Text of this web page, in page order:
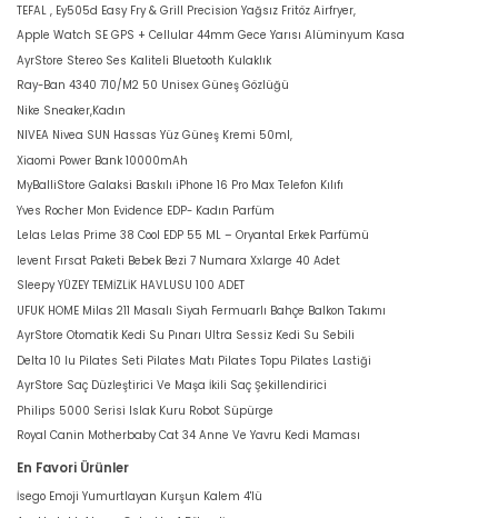
TEFAL , Ey505d Easy Fry & Grill Precision Yağsız Fritöz Airfryer,
Apple Watch SE GPS + Cellular 44mm Gece Yarısı Alüminyum Kasa
AyrStore Stereo Ses Kaliteli Bluetooth Kulaklık
Ray-Ban 4340 710/M2 50 Unisex Güneş Gözlüğü
Nike Sneaker,Kadın
NIVEA Nivea SUN Hassas Yüz Güneş Kremi 50ml,
Xiaomi Power Bank 10000mAh
MyBalliStore Galaksi Baskılı iPhone 16 Pro Max Telefon Kılıfı
Yves Rocher Mon Evidence EDP- Kadın Parfüm
Lelas Lelas Prime 38 Cool EDP 55 ML – Oryantal Erkek Parfümü
levent Fırsat Paketi Bebek Bezi 7 Numara Xxlarge 40 Adet
Sleepy YÜZEY TEMİZLİK HAVLUSU 100 ADET
UFUK HOME Milas 211 Masalı Siyah Fermuarlı Bahçe Balkon Takımı
AyrStore Otomatik Kedi Su Pınarı Ultra Sessiz Kedi Su Sebili
Delta 10 lu Pilates Seti Pilates Matı Pilates Topu Pilates Lastiği
AyrStore Saç Düzleştirici Ve Maşa İkili Saç Şekillendirici
Philips 5000 Serisi Islak Kuru Robot Süpürge
Royal Canin Motherbaby Cat 34 Anne Ve Yavru Kedi Maması
En Favori Ürünler
İsego Emoji Yumurtlayan Kurşun Kalem 4'lü